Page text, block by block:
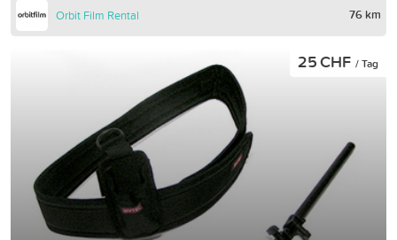
Orbit Film Rental 76 km
25 CHF / Tag